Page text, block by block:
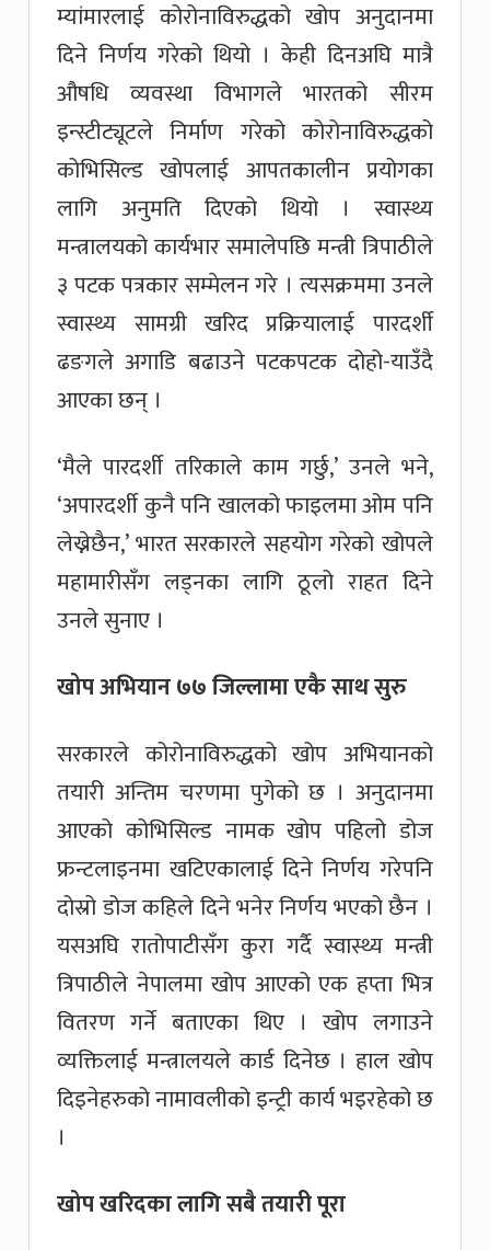
म्यांमारलाई कोरोनाविरुद्धको खोप अनुदानमा
दिने निर्णय गरेको थियो । केही दिनअघि मात्रै
औषधि व्यवस्था विभागले भारतको सीरम
इन्स्टीट्यूटले निर्माण गरेको कोरोनाविरुद्धको
कोभिसिल्ड खोपलाई आपतकालीन प्रयोगका
लागि अनुमति दिएको थियो । स्वास्थ्य
मन्त्रालयको कार्यभार समालेपछि मन्त्री त्रिपाठीले
३ पटक पत्रकार सम्मेलन गरे । त्यसक्रममा उनले
स्वास्थ्य सामग्री खरिद प्रक्रियालाई पारदर्शी
ढङगले अगाडि बढाउने पटकपटक दोहो-याउँदै
आएका छन् ।
‘मैले पारदर्शी तरिकाले काम गर्छु,’ उनले भने,
‘अपारदर्शी कुनै पनि खालको फाइलमा ओम पनि
लेख्नेछैन,’ भारत सरकारले सहयोग गरेको खोपले
महामारीसँग लड्नका लागि ठूलो राहत दिने
उनले सुनाए ।
खोप अभियान ७७ जिल्लामा एकै साथ सुरु
सरकारले कोरोनाविरुद्धको खोप अभियानको
तयारी अन्तिम चरणमा पुगेको छ । अनुदानमा
आएको कोभिसिल्ड नामक खोप पहिलो डोज
फ्रन्टलाइनमा खटिएकालाई दिने निर्णय गरेपनि
दोस्रो डोज कहिले दिने भनेर निर्णय भएको छैन ।
यसअघि रातोपाटीसँग कुरा गर्दै स्वास्थ्य मन्त्री
त्रिपाठीले नेपालमा खोप आएको एक हप्ता भित्र
वितरण गर्ने बताएका थिए । खोप लगाउने
व्यक्तिलाई मन्त्रालयले कार्ड दिनेछ । हाल खोप
दिइनेहरुको नामावलीको इन्ट्री कार्य भइरहेको छ
।
खोप खरिदका लागि सबै तयारी पूरा